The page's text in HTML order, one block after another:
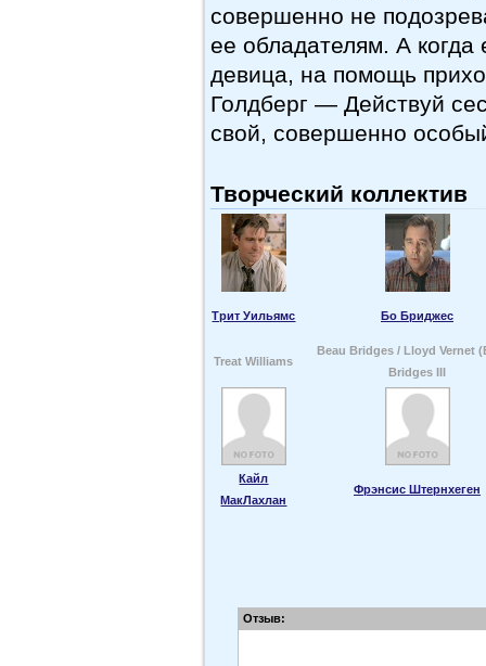
совершенно не
ее обладателям. А когда
девица, на помощь
Голдберг — Действуй
свой, совершенно
Творческий коллектив
Трит Уильямс Бо Бриджес
Treat Williams
Beau Bridges / Lloyd Vernet
Bridges III
Кайл
МакЛахлан
Фрэнсис Штернхеген
Отзыв: